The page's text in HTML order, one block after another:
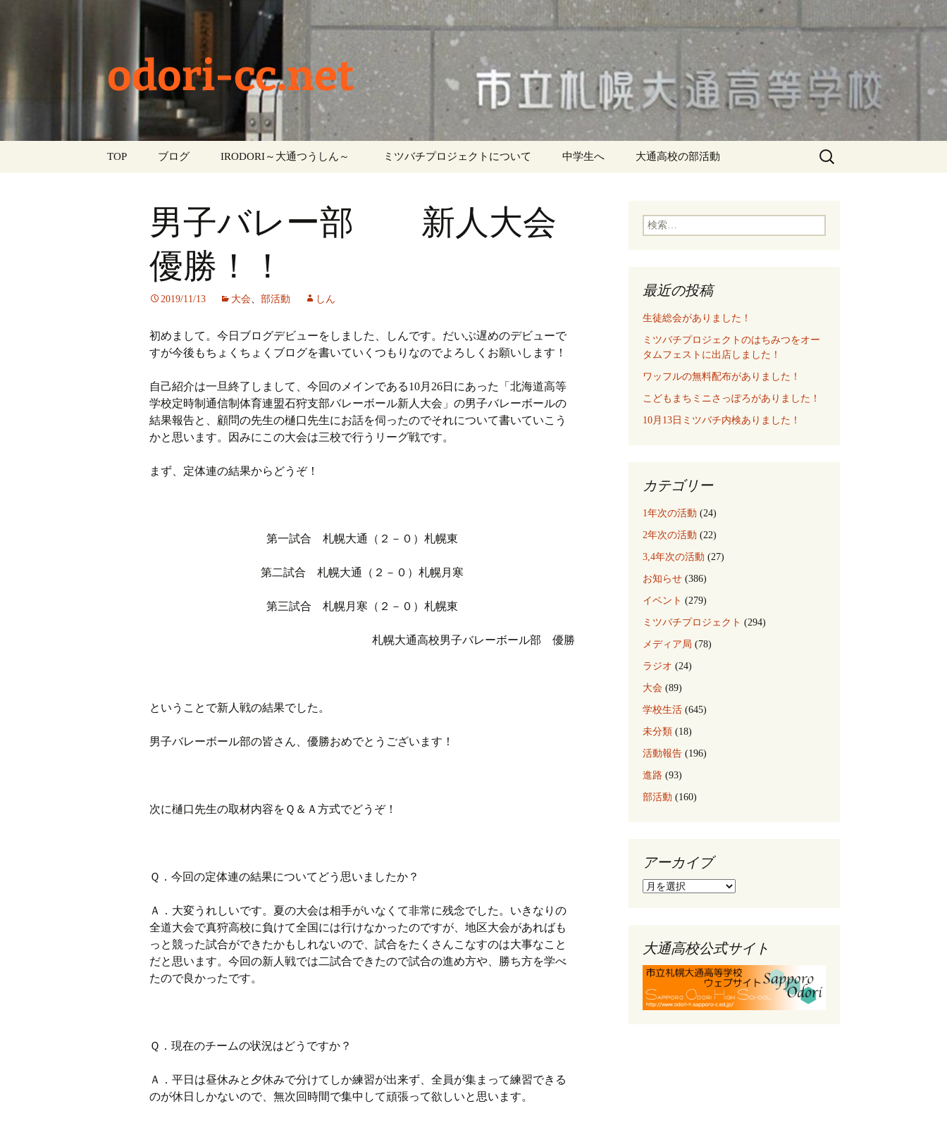
odori-cc.net
TOP ブログ
学校生活
イベント
部活動
ラジオ
メディア局
1年次の活動
2年次の活動
IRODORI～大通つうしん～ ‎ ミツバチプロジェクトについて 中学生へ 大通高校の部活動
検
索:
男子バレー部 新人大会
優勝！！
2019/11/13 大会、 部活動 しん
初めまして。今日ブログデビューをしました、しんです。だいぶ遅めのデビューで
すが今後もちょくちょくブログを書いていくつもりなのでよろしくお願いします！
自己紹介は一旦終了しまして、今回のメインである10月26日にあった「北海道高等
学校定時制通信制体育連盟石狩支部バレーボール新人大会」の男子バレーボールの
結果報告と、顧問の先生の樋口先生にお話を伺ったのでそれについて書いていこう
かと思います。因みにこの大会は三校で行うリーグ戦です。
まず、定体連の結果からどうぞ！
第一試合 札幌大通（２－０）札幌東
第二試合 札幌大通（２－０）札幌月寒
第三試合 札幌月寒（２－０）札幌東
札幌大通高校男子バレーボール部 優勝
ということで新人戦の結果でした。
男子バレーボール部の皆さん、優勝おめでとうございます！
次に樋口先生の取材内容をＱ＆Ａ方式でどうぞ！
Ｑ．今回の定体連の結果についてどう思いましたか？
Ａ．大変うれしいです。夏の大会は相手がいなくて非常に残念でした。いきなりの
全道大会で真狩高校に負けて全国には行けなかったのですが、地区大会があればも
っと競った試合ができたかもしれないので、試合をたくさんこなすのは大事なこと
だと思います。今回の新人戦では二試合できたので試合の進め方や、勝ち方を学べ
たので良かったです。
Ｑ．現在のチームの状況はどうですか？
Ａ．平日は昼休みと夕休みで分けてしか練習が出来ず、全員が集まって練習できる
のが休日しかないので、無次回時間で集中して頑張って欲しいと思います。
検
索:
最近の投稿
生徒総会がありました！
ミツバチプロジェクトのはちみつをオー
タムフェストに出店しました！
ワッフルの無料配布がありました！
こどもまちミニさっぽろがありました！
10月13日ミツバチ内検ありました！
カテゴリー
1年次の活動 (24)
2年次の活動 (22)
3,4年次の活動 (27)
お知らせ (386)
イベント (279)
ミツバチプロジェクト (294)
メディア局 (78)
ラジオ (24)
大会 (89)
学校生活 (645)
未分類 (18)
活動報告 (196)
進路 (93)
部活動 (160)
アーカイブ
ア
ブ
大通高校公式サイト